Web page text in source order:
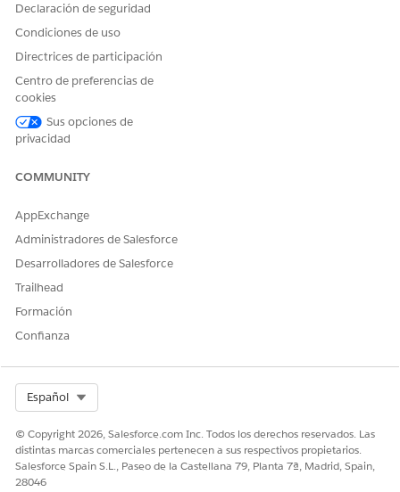
Declaración de seguridad
Condiciones de uso
Directrices de participación
Centro de preferencias de
cookies
Sus opciones de
privacidad
COMMUNITY
AppExchange
Administradores de Salesforce
Desarrolladores de Salesforce
Trailhead
Formación
Confianza
Español
© Copyright 2026, Salesforce.com Inc. Todos los derechos reservados. Las
distintas marcas comerciales pertenecen a sus respectivos propietarios.
Salesforce Spain S.L., Paseo de la Castellana 79, Planta 7ª, Madrid, Spain,
28046